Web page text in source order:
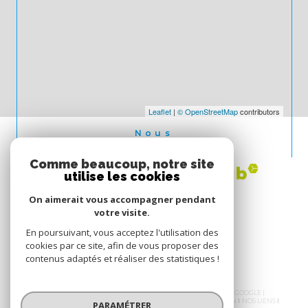
Leaflet | © OpenStreetMapcontributors
Nous
© 2026 | TOUS DROITS RÉSERVÉS | TRADUCTION POWERED BY GOOGLE |
PLAN DU SITE ADMIN
NOS LIENS
Comme beaucoup, notre site
utilise les cookies
On aimerait vous accompagner pendant
votre visite.
En poursuivant, vous acceptez l'utilisation des
cookies par ce site, afin de vous proposer des
contenus adaptés et réaliser des statistiques !
PARAMÉTRER